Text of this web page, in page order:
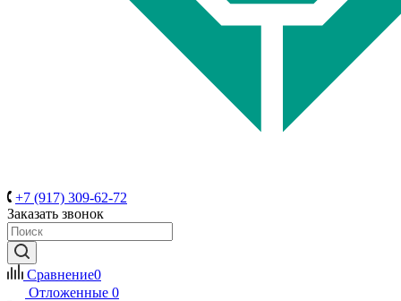
+7 (917) 309-62-72
Заказать звонок
Сравнение0
Отложенные 0